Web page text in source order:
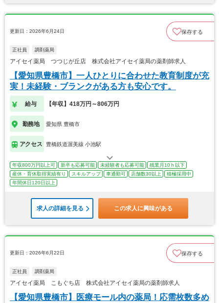
更新日：2026年6月24日 保存する
正社員 調剤薬局
アイセイ薬局 つつじが丘店 株式会社アイセイ薬局の薬剤師求人
【愛知県豊橋市】一人ひとりに合わせた教育制度が充
実！未経験・ブランクがある方も安心です。
給与 【年収】418万円～806万円
勤務地 愛知県 豊橋市
アクセス 豊橋鉄道渥美線 小池駅
年収800万円以上可 新卒も応募可能 未経験者も応募可能
残業月10ｈ以下
産休・育休取得実績有り
スキルアップ 車通勤可 店舗数30以上
積極採用中
年間休日120日以上
求人の詳細を見る この求人に興味がある
更新日：2026年6月22日 保存する
正社員 調剤薬局
アイセイ薬局 こもぐち店 株式会社アイセイ薬局の薬剤師求人
【愛知県豊橋市】医療モール内の薬局！応需枚数多め